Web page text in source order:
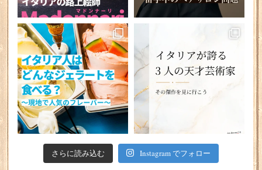
さらに読み込む Instagram でフォロー